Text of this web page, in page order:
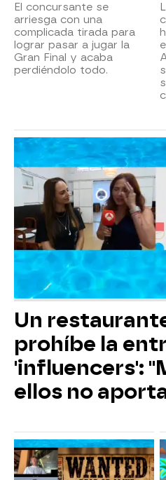
El concursante se
arriesga con una
complicada tirada para
lograr pasar a jugar la
Gran Final y acaba
perdiéndolo todo.
Un
prohíbe la
'influencers':
ellos no